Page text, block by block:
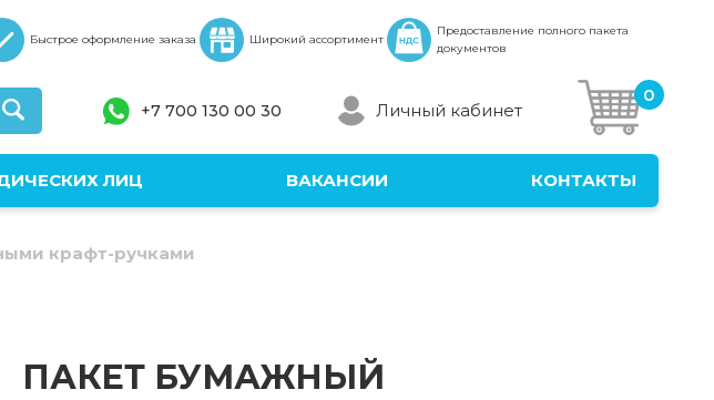
Быстрое оформление заказа Широкий ассортимент
Предоставление полного пакета
документов
+7 700 130 00 30 Личный кабинет
0
ЛИЦ ВАКАНСИИ КОНТАКТЫ
крафт-ручками
ПАКЕТ БУМАЖНЫЙ